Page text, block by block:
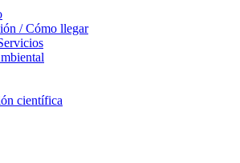
/ Cómo llegar
científica